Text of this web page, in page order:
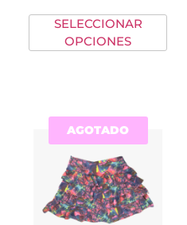
SELECCIONAR
OPCIONES
AGOTADO